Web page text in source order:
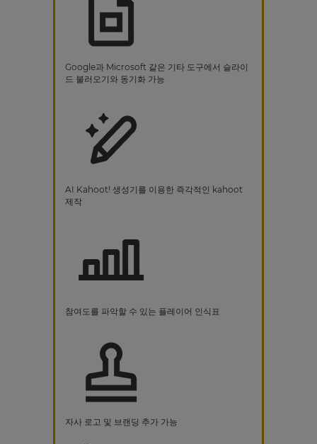
Google과 Microsoft 같은 기타 도구에서 슬라이
드 불러오기와 동기화 가능
AI Kahoot! 생성기를 이용한 즉각적인 kahoot
제작
참여도를 파악할 수 있는 플레이어 인식표
자사 로고 및 브랜딩 추가 가능